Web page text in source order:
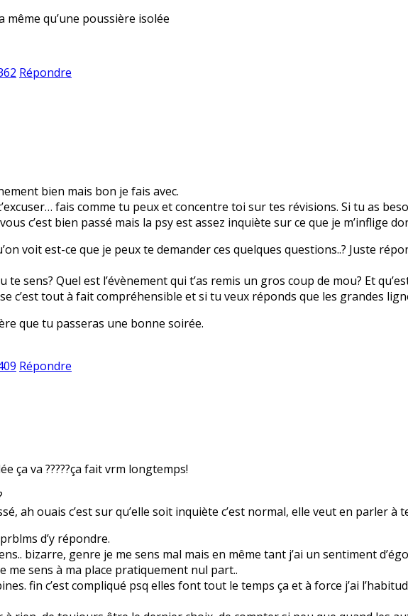
qu’une poussière isolée
Répondre
bien mais bon je fais avec.
fais comme tu peux et concentre toi sur tes révisions. Si tu as
c’est bien passé mais la psy est assez inquiète sur ce que je m’inflige
voit est-ce que je peux te demander ces quelques questions..? Juste
sens? Quel est l’évènement qui t’as remis un gros coup de mou? Et
c’est tout à fait compréhensible et si tu veux réponds que les grandes
que tu passeras une bonne soirée.
Répondre
ça va ?????ça fait vrm longtemps!
ah ouais c’est sur qu’elle soit inquiète c’est normal, elle veut en parler
d’y répondre.
bizarre, genre je me sens mal mais en même tant j’ai un sentiment
me sens à ma place pratiquement nul part..
fin c’est compliqué psq elles font tout le temps ça et à force j’ai